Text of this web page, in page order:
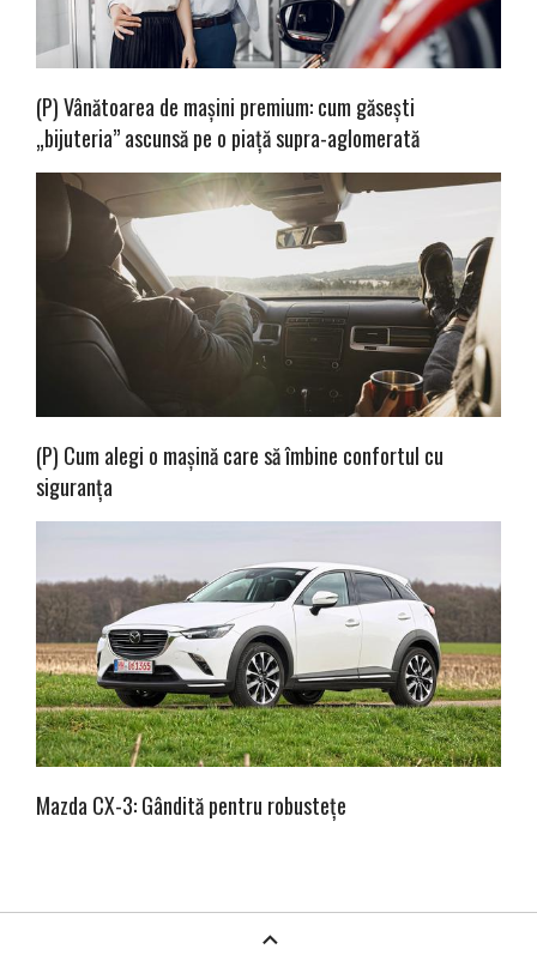
(P) Vânătoarea de mașini premium: cum găsești
„bijuteria” ascunsă pe o piață supra-aglomerată
(P) Cum alegi o mașină care să îmbine confortul cu
siguranța
Mazda CX-3: Gândită pentru robustețe